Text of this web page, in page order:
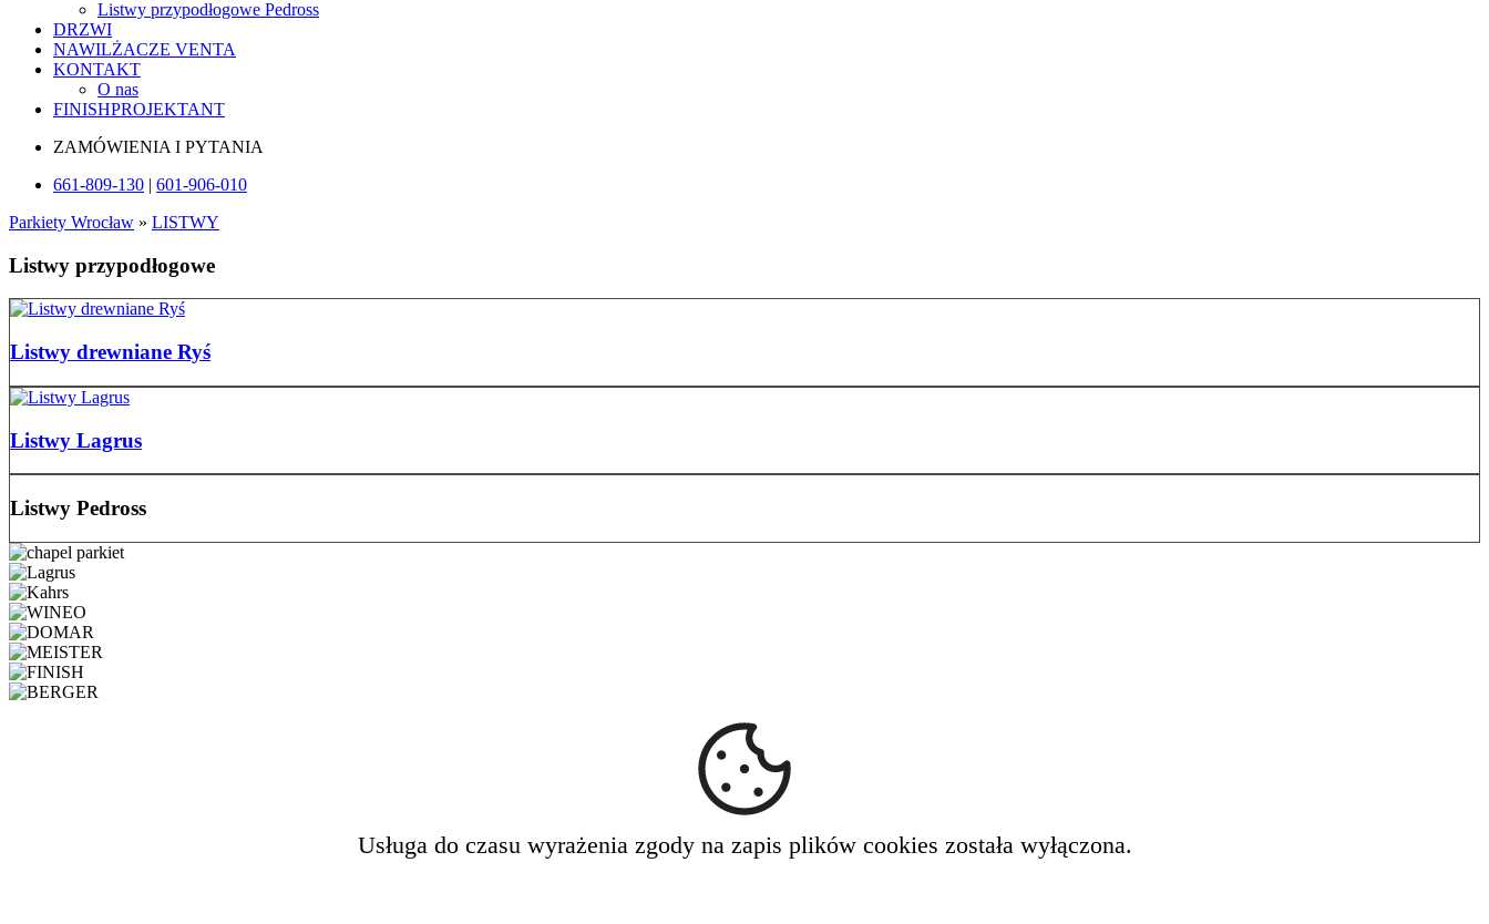
Listwy przypodłogowe Pedross
DRZWI
NAWILŻACZE VENTA
KONTAKT
O nas
FINISHPROJEKTANT
ZAMÓWIENIA I PYTANIA
661-809-130 | 601-906-010
Parkiety Wrocław » LISTWY
Listwy przypodłogowe
Listwy drewniane Ryś
Listwy Lagrus
Listwy Pedross